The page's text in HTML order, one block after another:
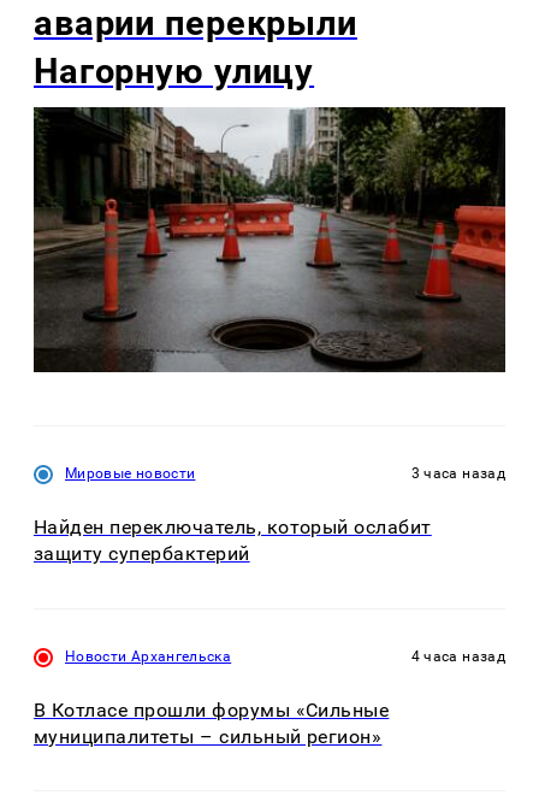
аварии перекрыли
Нагорную улицу
Мировые новости 3 часа назад
Найден переключатель, который ослабит
защиту супербактерий
Новости Архангельска 4 часа назад
В Котласе прошли форумы «Сильные
муниципалитеты – сильный регион»